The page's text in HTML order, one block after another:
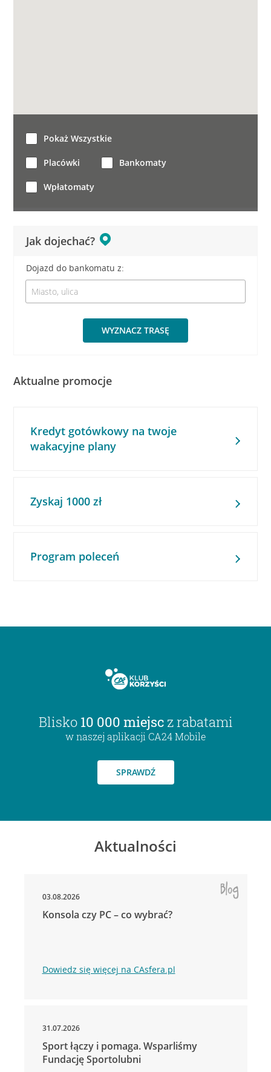
Jak dojechać?
Dojazd do bankomatu z:
WYZNACZ TRASĘ
Pokaż Wszystkie
Placówki Bankomaty
Wpłatomaty
Aktualne promocje
Kredyt gotówkowy na twoje
wakacyjne plany
Zyskaj 1000 zł
Program poleceń
Blisko 10 000 miejsc z rabatami
w naszej aplikacji CA24 Mobile
SPRAWDŹ
Aktualności
03.08.2026
Konsola czy PC – co wybrać?
Dowiedz się więcej na CAsfera.pl
31.07.2026
Sport łączy i pomaga. Wsparliśmy
Fundację Sportolubni